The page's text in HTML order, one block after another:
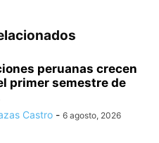
peruanas crecen
primer semestre de
Castro - 6 agosto, 2026